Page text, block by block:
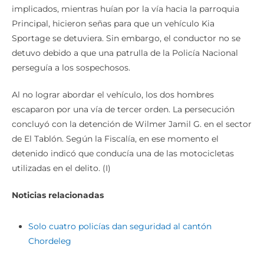
implicados, mientras huían por la vía hacia la parroquia
Principal, hicieron señas para que un vehículo Kia
Sportage se detuviera. Sin embargo, el conductor no se
detuvo debido a que una patrulla de la Policía Nacional
perseguía a los sospechosos.
Al no lograr abordar el vehículo, los dos hombres
escaparon por una vía de tercer orden. La persecución
concluyó con la detención de Wilmer Jamil G. en el sector
de El Tablón. Según la Fiscalía, en ese momento el
detenido indicó que conducía una de las motocicletas
utilizadas en el delito. (I)
Noticias relacionadas
Solo cuatro policías dan seguridad al cantón
Chordeleg